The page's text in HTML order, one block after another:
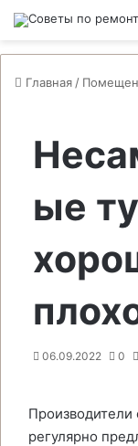
Главная /
ые
06.09.2022 0
Производители
регулярно